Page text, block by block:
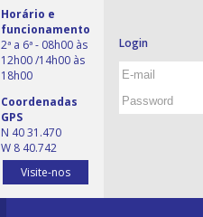
Horário e
funcionamento
2ª a 6ª - 08h00 às
12h00 /14h00 às
18h00
Coordenadas
GPS
N 40 31.470
W 8 40.742
Visite-nos
Login